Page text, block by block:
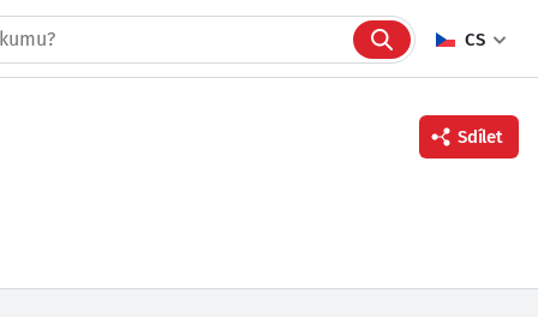
CS
Twitter
Sdílet